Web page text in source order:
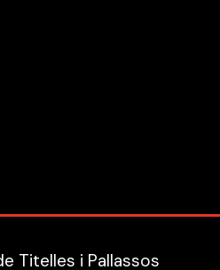
Titelles i Pallassos